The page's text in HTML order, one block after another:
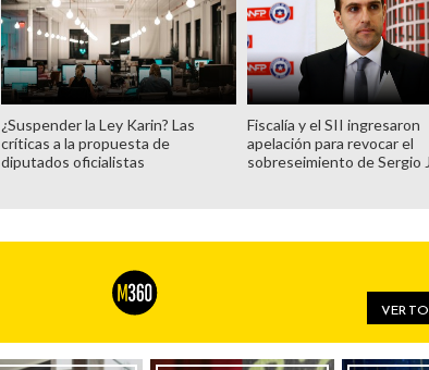
¿Suspender la Ley Karin? Las
críticas a la propuesta de
diputados oficialistas
Fiscalía y el SII ingresaron
apelación para revocar el
sobreseimiento de Sergio